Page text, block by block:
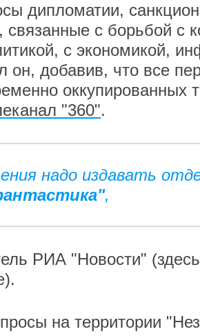
дипломатии,
связанные с борьбой с
с экономикой,
он, добавив, что все
оккупированных
"360".
надо издавать
,
РИА "Новости"
на территории